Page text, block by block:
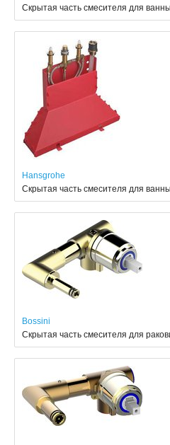
Скрытая часть смесителя для
Hansgrohe
Скрытая часть смесителя для
Bossini
Скрытая часть смесителя для